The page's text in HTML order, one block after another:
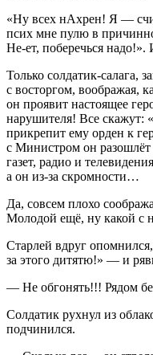
«Ну всех нАхрен! Я —
псих мне пулю в
Не-ет, поберечься
Только солдатик-салага,
с восторгом, воображая,
он проявит настоящее
нарушителя! Все скажут:
прикрепит ему орден к
с Министром он
газет, радио и
а он из-за скромности…
Да, совсем плохо
Молодой ещё, ну какой с
Старлей вдруг
за этого дитятю!» — и
— Не обгонять!!! Рядом
Солдатик рухнул из
подчинился.